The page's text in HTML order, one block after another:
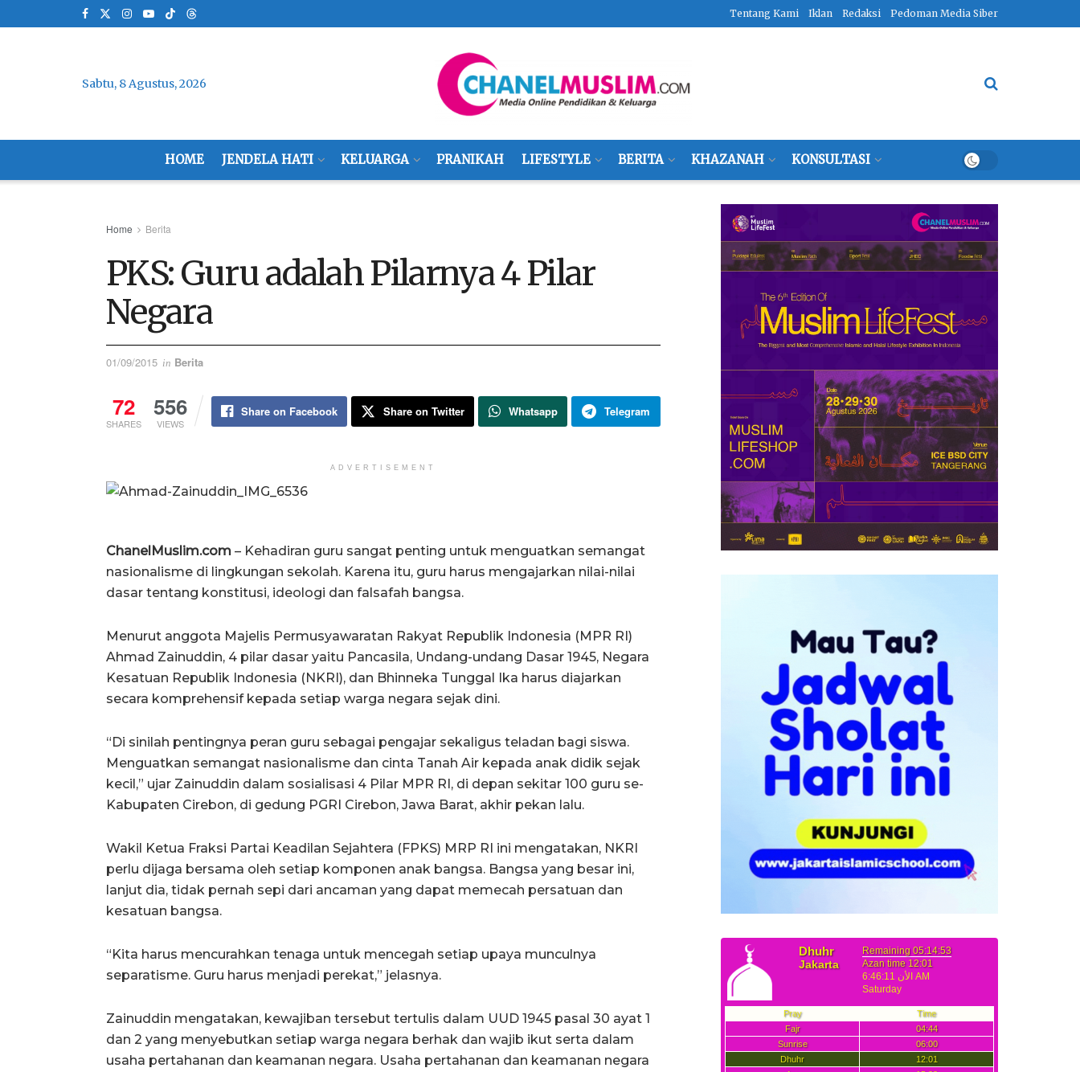
Tentang Kami Iklan Redaksi Pedoman Media Siber
Sabtu, 8 Agustus, 2026
HOME JENDELA HATI KELUARGA PRANIKAH LIFESTYLE BERITA KHAZANAH KONSULTASI
Home Berita
PKS: Guru adalah Pilarnya 4 Pilar
Negara
01/09/2015 in Berita
72
SHARES
556
VIEWS
Share on Facebook Share on Twitter Whatsapp Telegram
ADVERTISEMENT
ChanelMuslim.com – Kehadiran guru sangat penting untuk menguatkan semangat
nasionalisme di lingkungan sekolah. Karena itu, guru harus mengajarkan nilai-nilai
dasar tentang konstitusi, ideologi dan falsafah bangsa.
Menurut anggota Majelis Permusyawaratan Rakyat Republik Indonesia (MPR RI)
Ahmad Zainuddin, 4 pilar dasar yaitu Pancasila, Undang-undang Dasar 1945, Negara
Kesatuan Republik Indonesia (NKRI), dan Bhinneka Tunggal Ika harus diajarkan
secara komprehensif kepada setiap warga negara sejak dini.
“Di sinilah pentingnya peran guru sebagai pengajar sekaligus teladan bagi siswa.
Menguatkan semangat nasionalisme dan cinta Tanah Air kepada anak didik sejak
kecil,” ujar Zainuddin dalam sosialisasi 4 Pilar MPR RI, di depan sekitar 100 guru se-
Kabupaten Cirebon, di gedung PGRI Cirebon, Jawa Barat, akhir pekan lalu.
Wakil Ketua Fraksi Partai Keadilan Sejahtera (FPKS) MRP RI ini mengatakan, NKRI
perlu dijaga bersama oleh setiap komponen anak bangsa. Bangsa yang besar ini,
lanjut dia, tidak pernah sepi dari ancaman yang dapat memecah persatuan dan
kesatuan bangsa.
“Kita harus mencurahkan tenaga untuk mencegah setiap upaya munculnya
separatisme. Guru harus menjadi perekat,” jelasnya.
Zainuddin mengatakan, kewajiban tersebut tertulis dalam UUD 1945 pasal 30 ayat 1
dan 2 yang menyebutkan setiap warga negara berhak dan wajib ikut serta dalam
usaha pertahanan dan keamanan negara. Usaha pertahanan dan keamanan negara